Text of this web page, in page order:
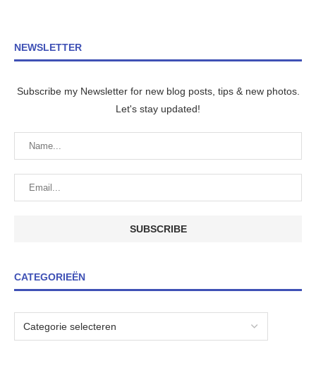
NEWSLETTER
Subscribe my Newsletter for new blog posts, tips & new photos.
Let's stay updated!
CATEGORIEËN